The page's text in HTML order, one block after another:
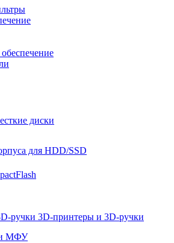
диски
для HDD/SSD
3D-принтеры и 3D-ручки
МФУ